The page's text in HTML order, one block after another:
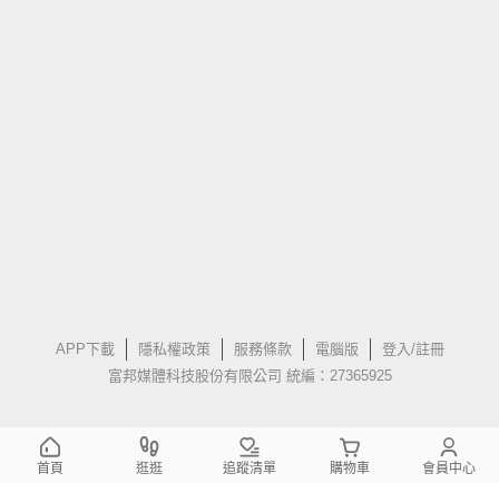
APP下載 隱私權政策 服務條款 電腦版
登入/註冊
富邦媒體科技股份有限公司 統編：27365925
首頁 逛逛 追蹤清單 購物車 會員中心